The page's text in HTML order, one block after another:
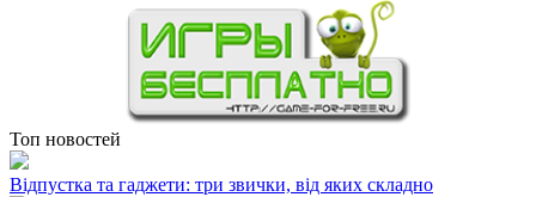
Топ новостей
Відпустка та гаджети: три звички, від яких складно